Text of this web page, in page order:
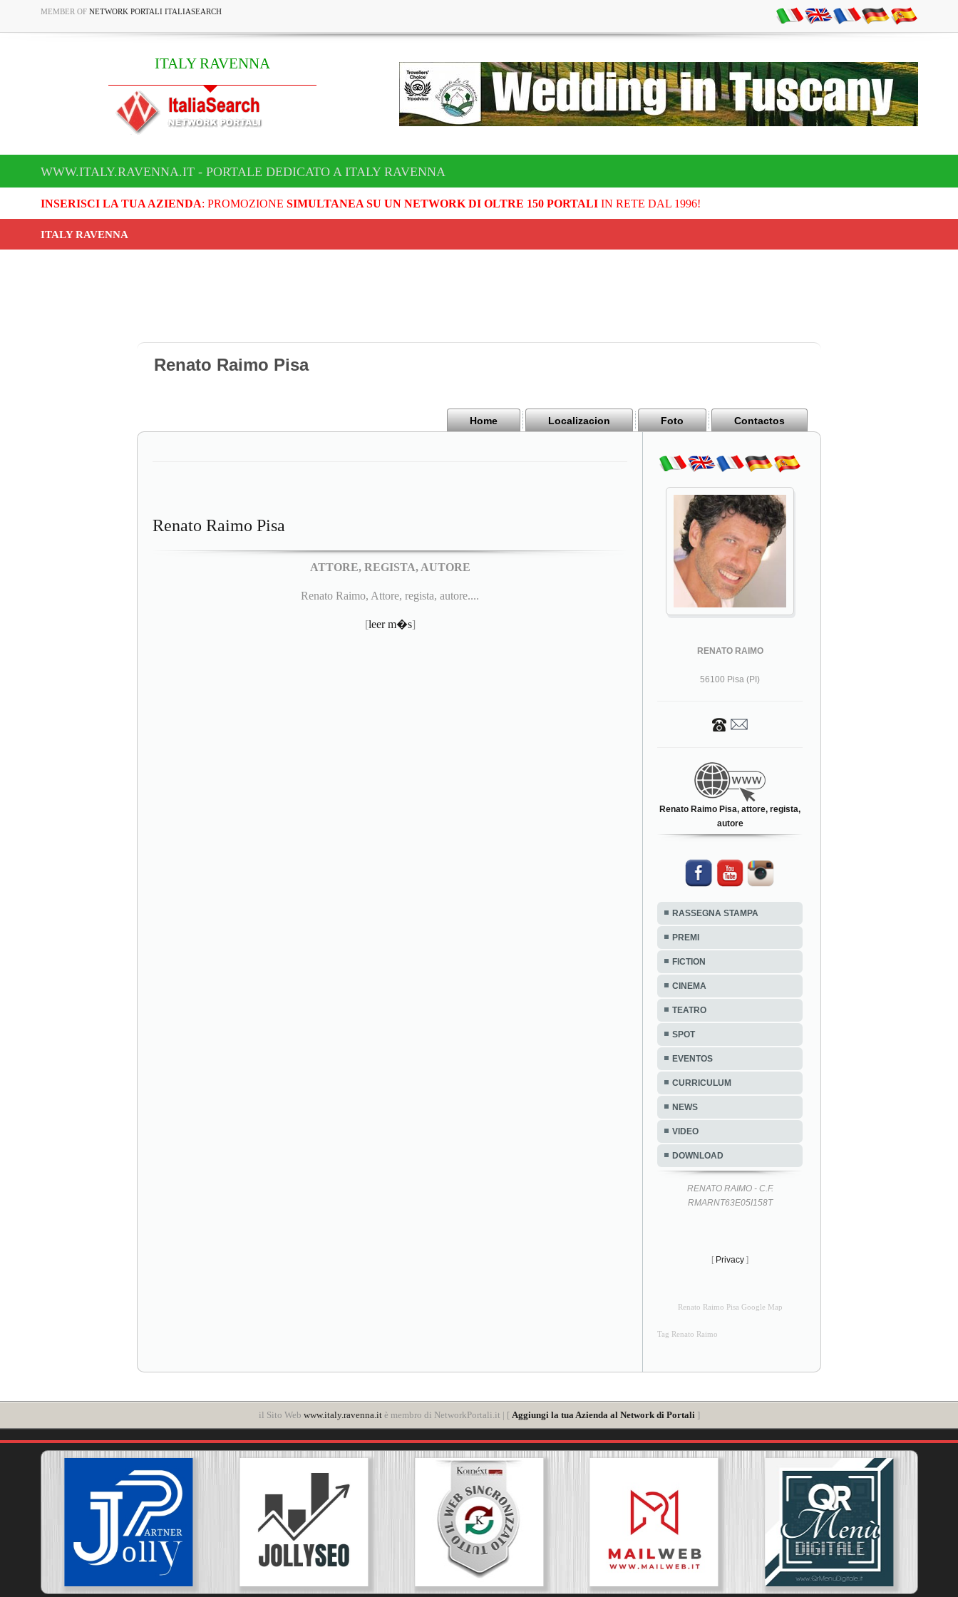
MEMBER OF NETWORK PORTALI ITALIASEARCH
ITALY RAVENNA
WWW.ITALY.RAVENNA.IT - PORTALE DEDICATO A ITALY RAVENNA
INSERISCI LA TUA AZIENDA: PROMOZIONE SIMULTANEA SU UN NETWORK DI OLTRE 150 PORTALIIN RETE DAL 1996!
ITALY RAVENNA
Renato Raimo Pisa
Home Localizacion Foto Contactos
Renato Raimo Pisa
ATTORE, REGISTA, AUTORE
Renato Raimo, Attore, regista, autore....
[leer m�s]
RENATO RAIMO
56100 Pisa (PI)
Renato Raimo Pisa, attore, regista,
autore
RASSEGNA STAMPA
PREMI
FICTION
CINEMA
TEATRO
SPOT
EVENTOS
CURRICULUM
NEWS
VIDEO
DOWNLOAD
RENATO RAIMO - C.F.
RMARNT63E05I158T
[ Privacy ]
Renato Raimo Pisa Google Map
Tag Renato Raimo
il Sito Web www.italy.ravenna.itè membro di NetworkPortali.it | [ Aggiungi la tua Azienda al Network di Portali ]